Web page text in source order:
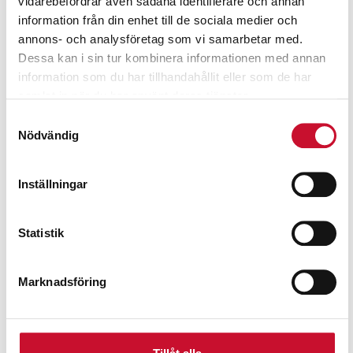
information från din enhet till de sociala medier och
annons- och analysföretag som vi samarbetar med.
Dessa kan i sin tur kombinera informationen med annan
information som du har tillhandahållit eller som de har
Nödvändig
Inställningar
Statistik
Marknadsföring